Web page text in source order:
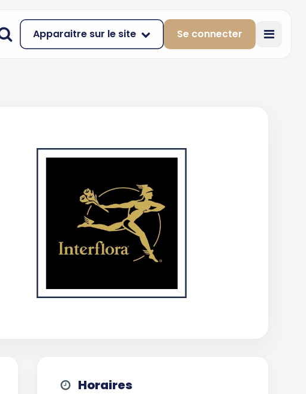
Apparaitre sur le site Se connecter
Horaires